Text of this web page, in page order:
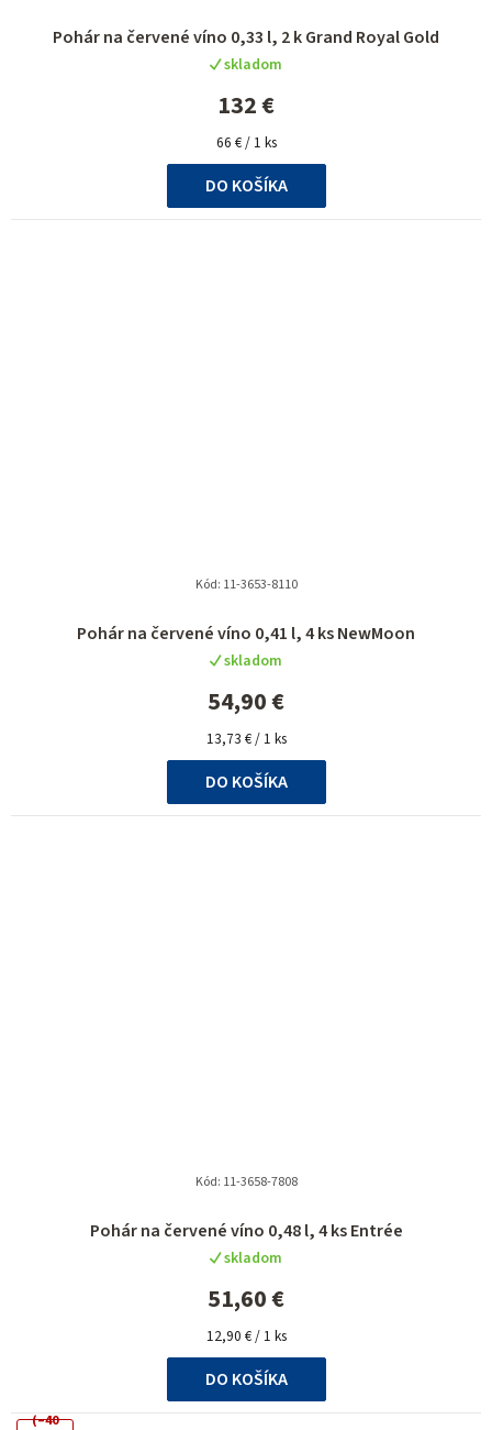
Pohár na červené víno 0,33 l, 2 k Grand Royal Gold
skladom
132 €
Jednotková
cena:
66 € / 1 ks
DO KOŠÍKA
Pohár na červené víno 0,41 l, 4 ks NewMoon
skladom
54,90 €
Jednotková
cena:
13,73 € / 1 ks
DO KOŠÍKA
Kód: 11-3653-8110
Pohár na červené víno 0,48 l, 4 ks Entrée
skladom
51,60 €
Jednotková
cena:
12,90 € / 1 ks
DO KOŠÍKA
Kód: 11-3658-7808
(–40